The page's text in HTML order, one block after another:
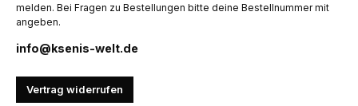
melden. Bei Fragen zu Bestellungen bitte deine Bestellnummer mit
angeben.
info@ksenis-welt.de
Vertrag widerrufen